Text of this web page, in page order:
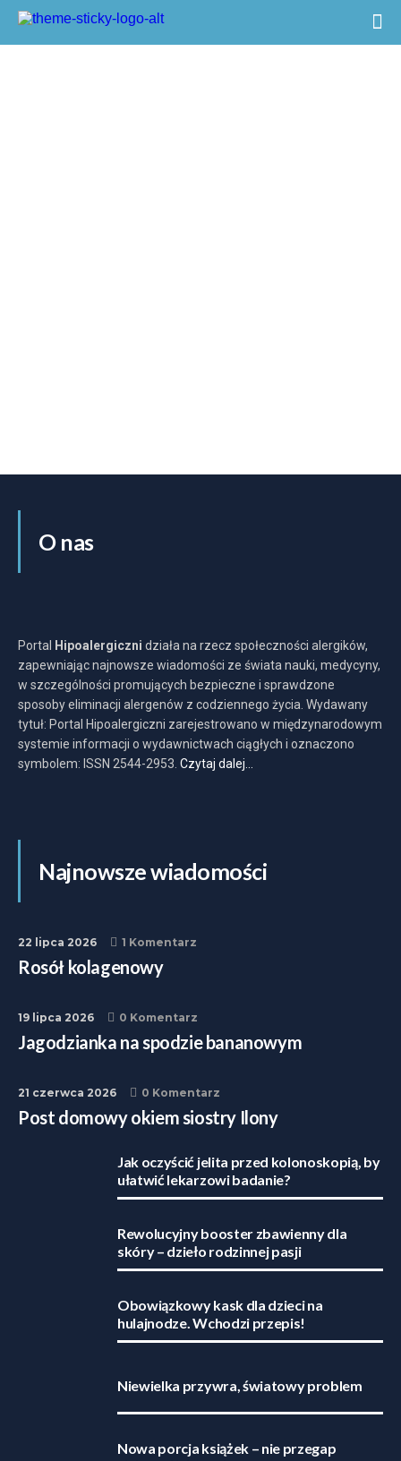
O nas
Portal Hipoalergiczni działa na rzecz społeczności alergików,
zapewniając najnowsze wiadomości ze świata nauki, medycyny,
w szczególności promujących bezpieczne i sprawdzone
sposoby eliminacji alergenów z codziennego życia. Wydawany
tytuł: Portal Hipoalergiczni zarejestrowano w międzynarodowym
systemie informacji o wydawnictwach ciągłych i oznaczono
symbolem: ISSN 2544-2953. Czytaj dalej…
Najnowsze wiadomości
22 lipca 2026 1 Komentarz
Rosół kolagenowy
19 lipca 2026 0 Komentarz
Jagodzianka na spodzie bananowym
21 czerwca 2026 0 Komentarz
Post domowy okiem siostry Ilony
Jak oczyścić jelita przed kolonoskopią, by
ułatwić lekarzowi badanie?
Rewolucyjny booster zbawienny dla
skóry – dzieło rodzinnej pasji
Obowiązkowy kask dla dzieci na
hulajnodze. Wchodzi przepis!
Niewielka przywra, światowy problem
Nowa porcja książek – nie przegap